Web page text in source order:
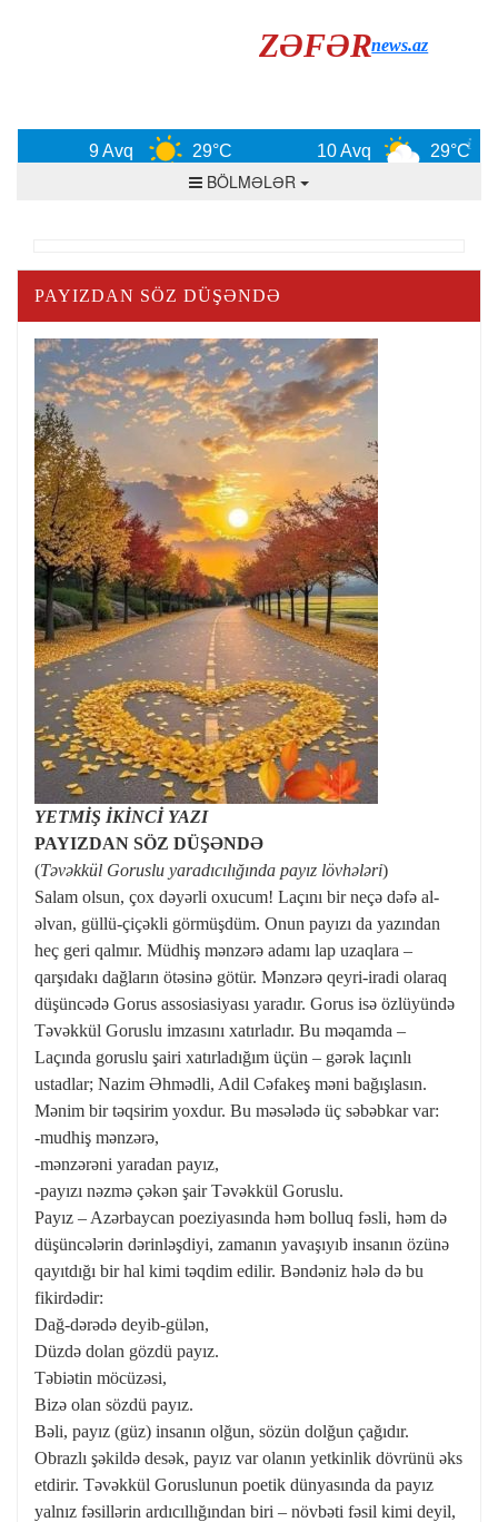
ZƏFƏRnews.az
9 Avq 29°C 10 Avq 29°C
BÖLMƏLƏR
PAYIZDAN SÖZ DÜŞƏNDƏ
YETMİŞ İKİNCİ YAZI
PAYIZDAN SÖZ DÜŞƏNDƏ
(Təvəkkül Goruslu yaradıcılığında payız lövhələri)
Salam olsun, çox dəyərli oxucum! Laçını bir neçə dəfə al-
əlvan, güllü-çiçəkli görmüşdüm. Onun payızı da yazından
heç geri qalmır. Müdhiş mənzərə adamı lap uzaqlara –
qarşıdakı dağların ötəsinə götür. Mənzərə qeyri-iradi olaraq
düşüncədə Gorus assosiasiyası yaradır. Gorus isə özlüyündə
Təvəkkül Goruslu imzasını xatırladır. Bu məqamda –
Laçında goruslu şairi xatırladığım üçün – gərək laçınlı
ustadlar; Nazim Əhmədli, Adil Cəfakeş məni bağışlasın.
Mənim bir təqsirim yoxdur. Bu məsələdə üç səbəbkar var:
-mudhiş mənzərə,
-mənzərəni yaradan payız,
-payızı nəzmə çəkən şair Təvəkkül Goruslu.
Payız – Azərbaycan poeziyasında həm bolluq fəsli, həm də
düşüncələrin dərinləşdiyi, zamanın yavaşıyıb insanın özünə
qayıtdığı bir hal kimi təqdim edilir. Bəndəniz hələ də bu
fikirdədir:
Dağ-dərədə deyib-gülən,
Düzdə dolan gözdü payız.
Təbiətin möcüzəsi,
Bizə olan sözdü payız.
Bəli, payız (güz) insanın olğun, sözün dolğun çağıdır.
Obrazlı şəkildə desək, payız var olanın yetkinlik dövrünü əks
etdirir. Təvəkkül Goruslunun poetik dünyasında da payız
yalnız fəsillərin ardıcıllığından biri – növbəti fəsil kimi deyil,